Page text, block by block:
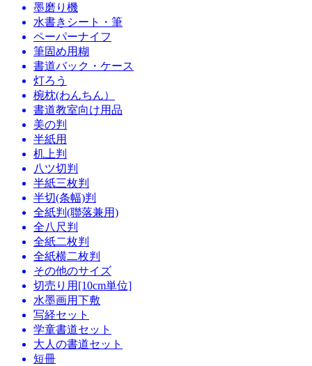
墨磨り機
水書きシート・筆
ペーパーナイフ
筆固め用糊
書道バック・ケース
灯ろう
椀枕(わんちん）
書道教室向け用品
美の判
半紙用
机上判
八ツ切判
半紙三枚判
半切(条幅)判
全紙判(聯落兼用)
全八尺判
全紙二枚判
全紙横二枚判
その他のサイズ
切売り用[10cm単位]
水墨画用下敷
写経セット
学童書道セット
大人の書道セット
短冊